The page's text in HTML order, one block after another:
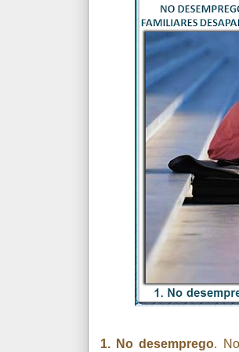
1. No desemprego.